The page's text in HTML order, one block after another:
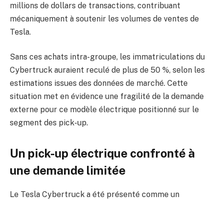
millions de dollars de transactions, contribuant
mécaniquement à soutenir les volumes de ventes de
Tesla.
Sans ces achats intra-groupe, les immatriculations du
Cybertruck auraient reculé de plus de 50 %, selon les
estimations issues des données de marché. Cette
situation met en évidence une fragilité de la demande
externe pour ce modèle électrique positionné sur le
segment des pick-up.
Un pick-up électrique confronté à
une demande limitée
Le Tesla Cybertruck a été présenté comme un